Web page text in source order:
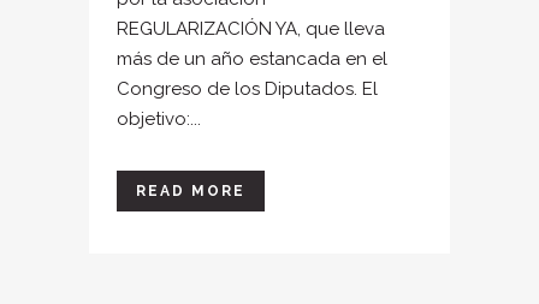
REGULARIZACIÓN YA, que lleva
más de un año estancada en el
Congreso de los Diputados. El
objetivo:...
READ MORE